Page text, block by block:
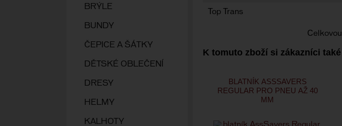
BRÝLE
BUNDY
ČEPICE A ŠÁTKY
DĚTSKÉ OBLEČENÍ
DRESY
HELMY
KALHOTY
Top Trans
K tomuto zboží si zákazníci
BLATNÍK ASSSAVERS
REGULAR PRO PNEU AŽ 40
MM